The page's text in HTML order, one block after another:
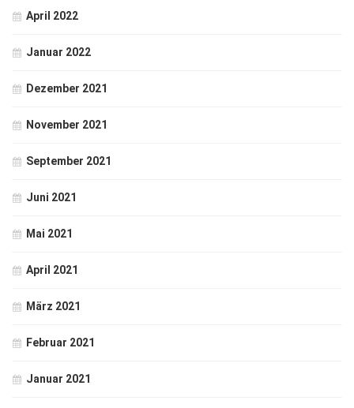
April 2022
Januar 2022
Dezember 2021
November 2021
September 2021
Juni 2021
Mai 2021
April 2021
März 2021
Februar 2021
Januar 2021